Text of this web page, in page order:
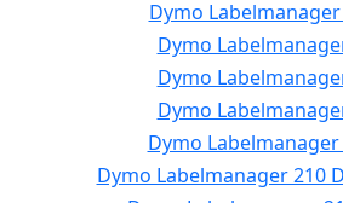
Dymo Labelmanager
Dymo
Dymo
Dymo
Dymo Labelmanager
Dymo Labelmanager 210